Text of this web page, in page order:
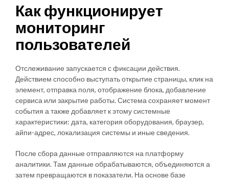
Как функционирует
мониторинг
пользователей
Отслеживание запускается с фиксации действия.
Действием способно выступать открытие страницы, клик на
элемент, отправка поля, отображение блока, добавление
сервиса или закрытие работы. Система сохраняет момент
события а также добавляет к этому системные
характеристики: дата, категория оборудования, браузер,
айпи-адрес, локализация системы и иные сведения.
После сбора данные отправляются на платформу
аналитики. Там данные обрабатываются, объединяются а
затем превращаются в показатели. На основе базе